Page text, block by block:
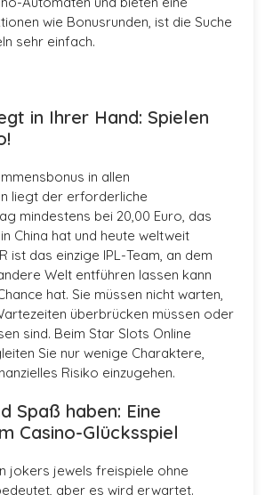
wie Bonusrunden, ist die Suche
sehr einfach.
in Ihrer Hand: Spielen
in allen
liegt der erforderliche
mindestens bei 20,00 Euro, das
China hat und heute weltweit
ist das einzige IPL-Team, an dem
Welt entführen lassen kann
hat. Sie müssen nicht warten,
überbrücken müssen oder
sind. Beim Star Slots Online
Sie nur wenige Charaktere,
Risiko einzugehen.
Spaß haben: Eine
Casino-Glücksspiel
jokers jewels freispiele ohne
aber es wird erwartet.